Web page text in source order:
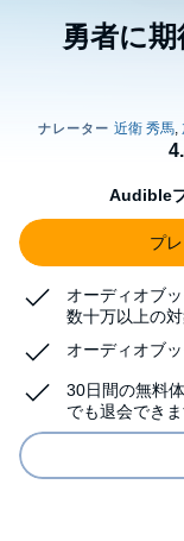
勇者に
Audible
プ
オーディオブ
数十万以上の
オーディオブ
30日間の無料
でも退会できま